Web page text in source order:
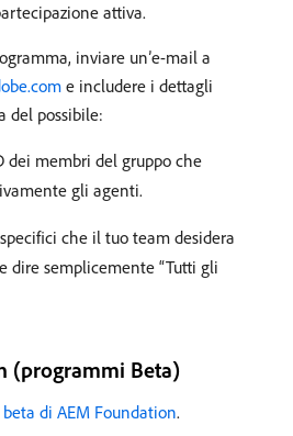
attiva.
inviare un’e-mail a
e includere i dettagli
del possibile:
dei membri del gruppo che
gli agenti.
che il tuo team desidera
dire semplicemente “Tutti gli
(programmi Beta)
di AEM Foundation.